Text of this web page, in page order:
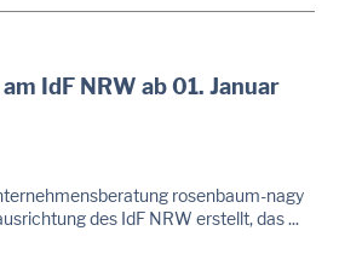
IdF NRW ab 01. Januar
rosenbaum-nagy
des IdF NRW erstellt, das ...